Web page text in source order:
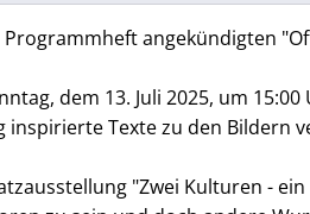
Programmheft angekündigten
dem 13. Juli 2025, um
Texte zu den Bildern
"Zwei Kulturen -